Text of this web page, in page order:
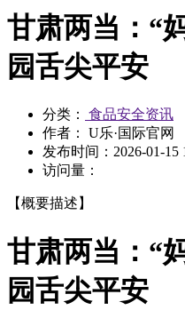
甘肃两当：“
园舌尖平安
分类：
食品安全资讯
作者： U乐·国际官网
发布时间： 2026-01-15
访问量：
【概要描述】
甘肃两当：“
园舌尖平安